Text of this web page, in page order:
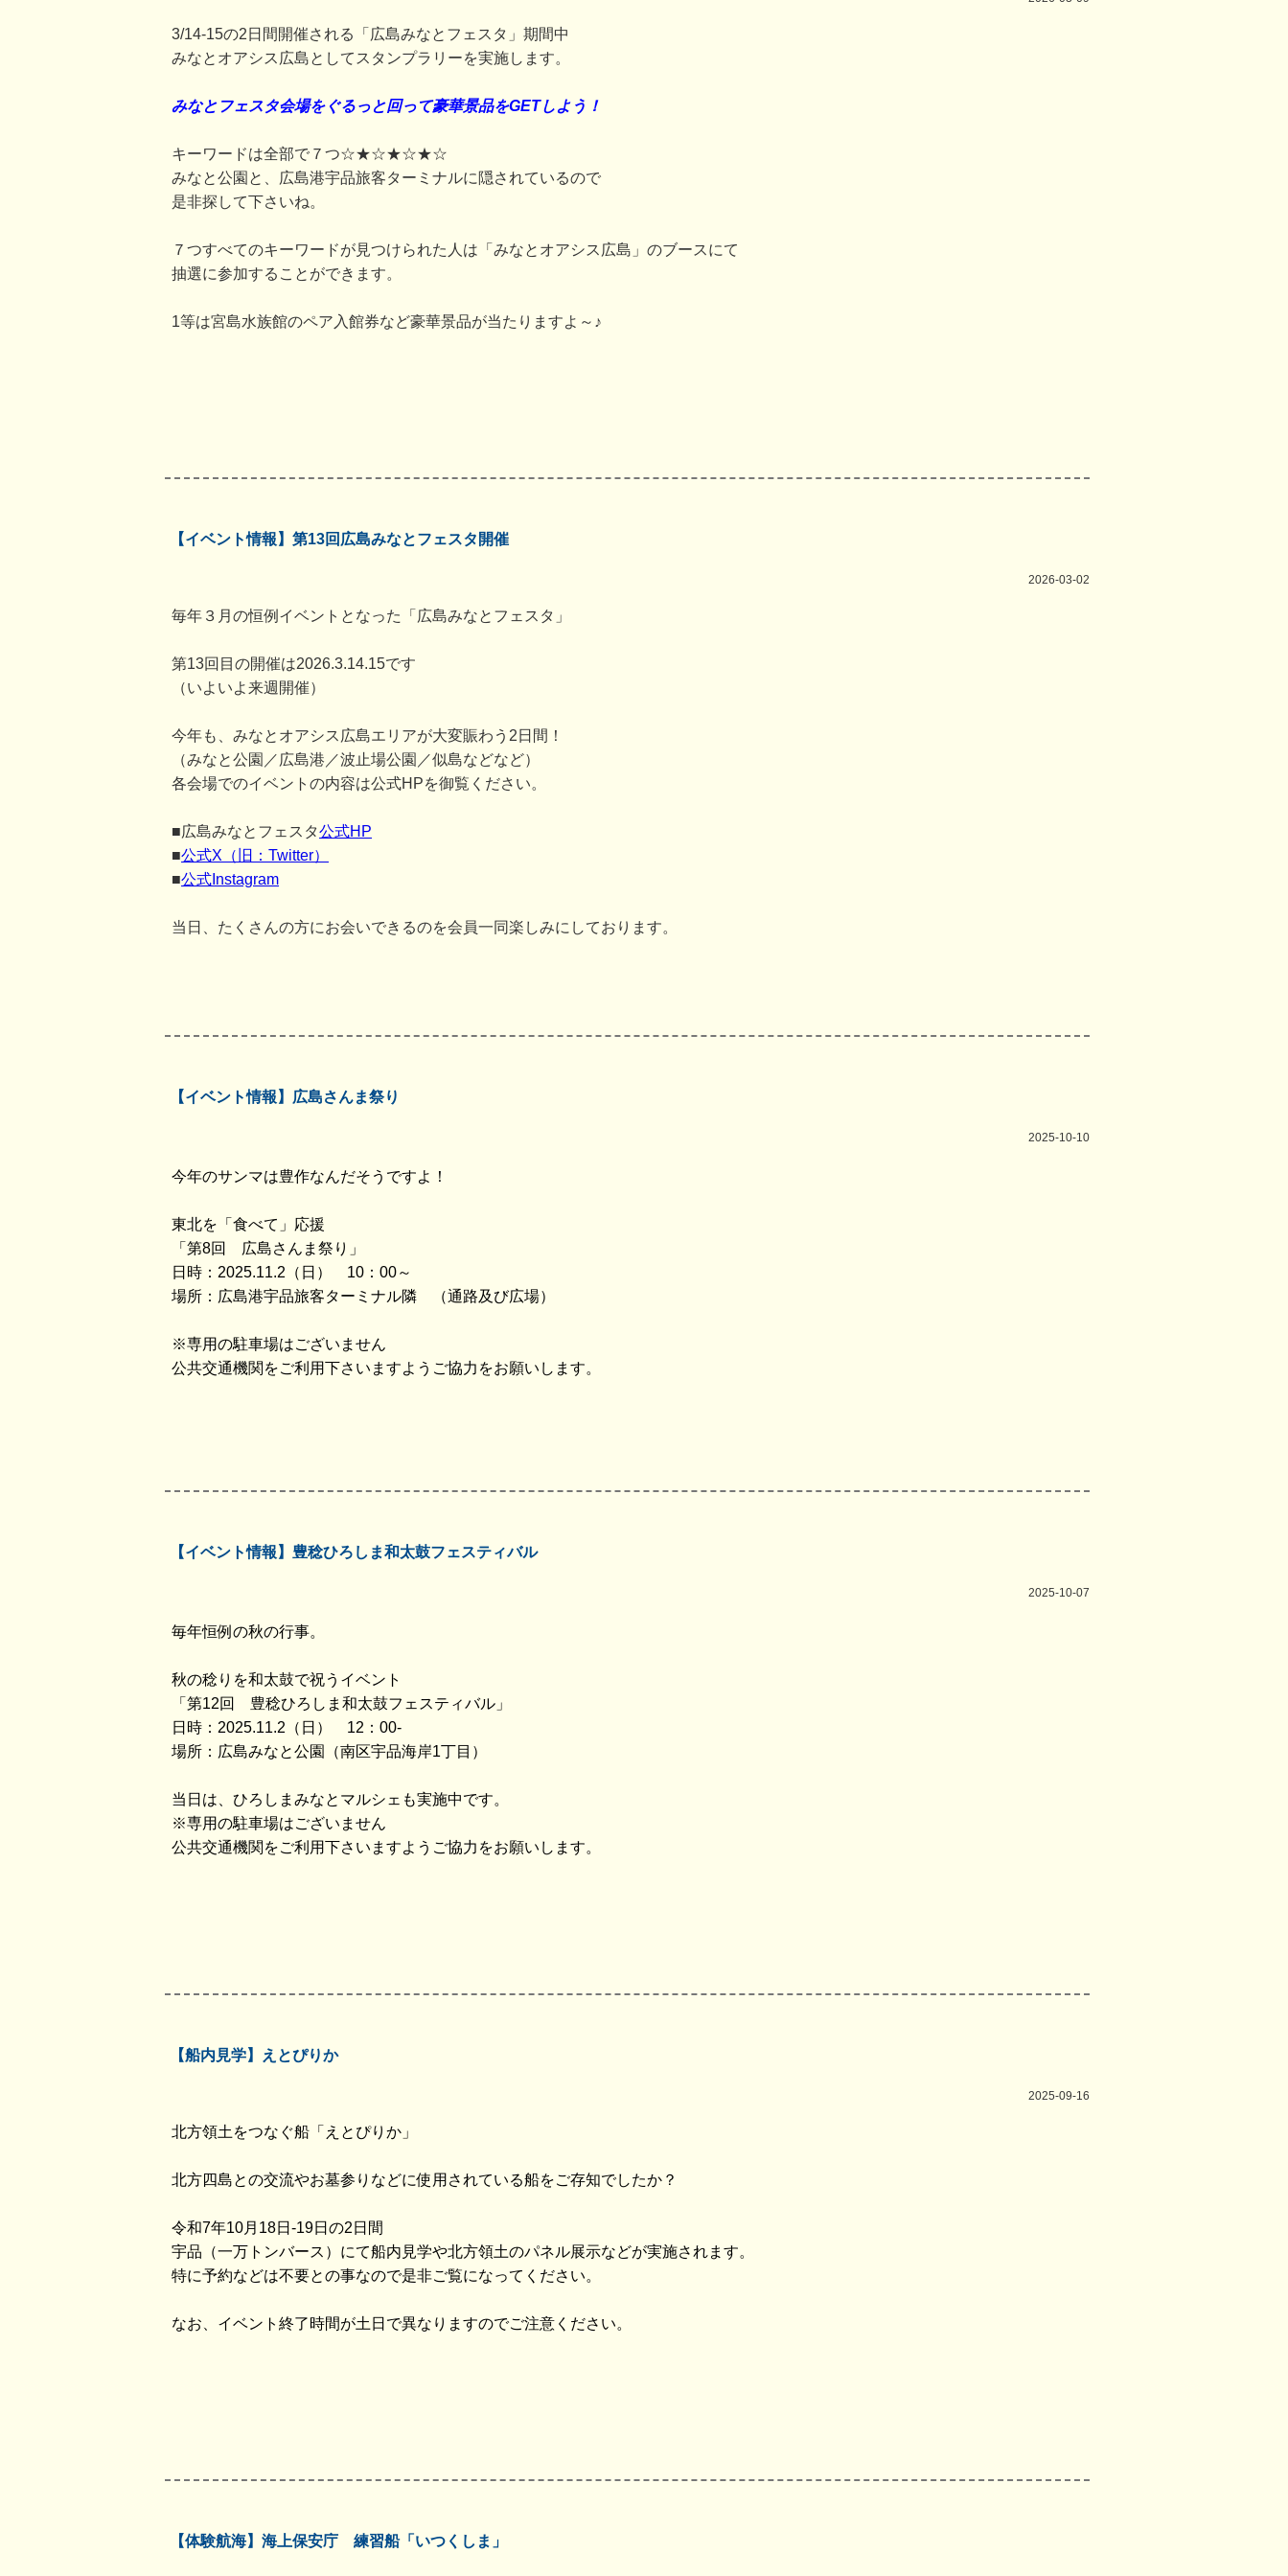
3/14-15の2日間開催される「広島みなとフェスタ」期間中
みなとオアシス広島としてスタンプラリーを実施します。
みなとフェスタ会場をぐるっと回って豪華景品をGETしよう！
キーワードは全部で７つ☆★☆★☆★☆
みなと公園と、広島港宇品旅客ターミナルに隠されているので
是非探して下さいね。
７つすべてのキーワードが見つけられた人は「みなとオアシス広島」のブースにて
抽選に参加することができます。
1等は宮島水族館のペア入館券など豪華景品が当たりますよ～♪
【イベント情報】第13回広島みなとフェスタ開催
2026-03-02
毎年３月の恒例イベントとなった「広島みなとフェスタ」
第13回目の開催は2026.3.14.15です
（いよいよ来週開催）
今年も、みなとオアシス広島エリアが大変賑わう2日間！
（みなと公園／広島港／波止場公園／似島などなど）
各会場でのイベントの内容は公式HPを御覧ください。
■広島みなとフェスタ公式HP
■公式X（旧：Twitter）
■公式Instagram
当日、たくさんの方にお会いできるのを会員一同楽しみにしております。
【イベント情報】広島さんま祭り
2025-10-10
今年のサンマは豊作なんだそうですよ！
東北を「食べて」応援
「第8回 広島さんま祭り」
日時：2025.11.2（日） 10：00～
場所：広島港宇品旅客ターミナル隣 （通路及び広場）
※専用の駐車場はございません
公共交通機関をご利用下さいますようご協力をお願いします。
【イベント情報】豊稔ひろしま和太鼓フェスティバル
2025-10-07
毎年恒例の秋の行事。
秋の稔りを和太鼓で祝うイベント
「第12回 豊稔ひろしま和太鼓フェスティバル」
日時：2025.11.2（日） 12：00-
場所：広島みなと公園（南区宇品海岸1丁目）
当日は、ひろしまみなとマルシェも実施中です。
※専用の駐車場はございません
公共交通機関をご利用下さいますようご協力をお願いします。
【船内見学】えとぴりか
2025-09-16
北方領土をつなぐ船「えとぴりか」
北方四島との交流やお墓参りなどに使用されている船をご存知でしたか？
令和7年10月18日-19日の2日間
宇品（一万トンバース）にて船内見学や北方領土のパネル展示などが実施されます。
特に予約などは不要との事なので是非ご覧になってください。
なお、イベント終了時間が土日で異なりますのでご注意ください。
【体験航海】海上保安庁 練習船「いつくしま」